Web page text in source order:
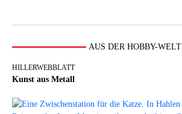
AUS DER HOBBY-WELT
HILLERWEBBLATT
Kunst aus Metall